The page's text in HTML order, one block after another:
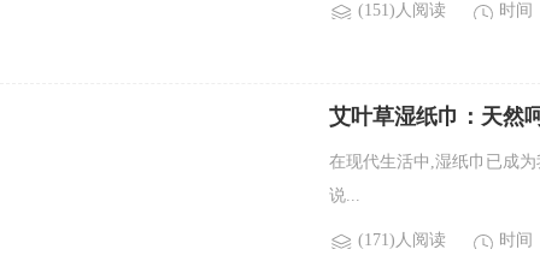
(151)人阅读 时间
艾叶草湿纸巾：天然
在现代生活中,湿纸巾已成
说...
(171)人阅读 时间